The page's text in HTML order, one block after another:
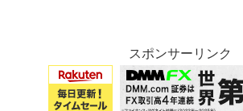
スポンサーリンク